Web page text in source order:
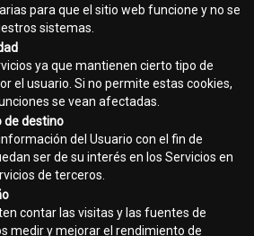
para que el sitio web funcione y no se
sistemas.
ya que mantienen cierto tipo de
el usuario. Si no permite estas cookies,
se vean afectadas.
de destino
del Usuario con el fin de
ser de su interés en los Servicios en
de terceros.
contar las visitas y las fuentes de
medir y mejorar el rendimiento de